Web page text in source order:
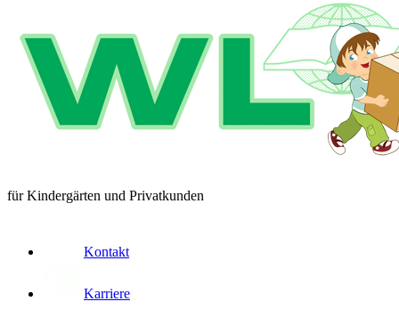
für Kindergärten und Privatkunden
Kontakt
Karriere